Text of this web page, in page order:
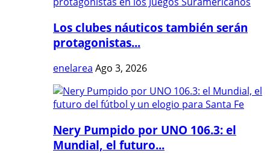
Los clubes náuticos también serán
protagonistas...
enelarea Ago 3, 2026
Nery Pumpido por UNO 106.3: el
Mundial, el futuro...